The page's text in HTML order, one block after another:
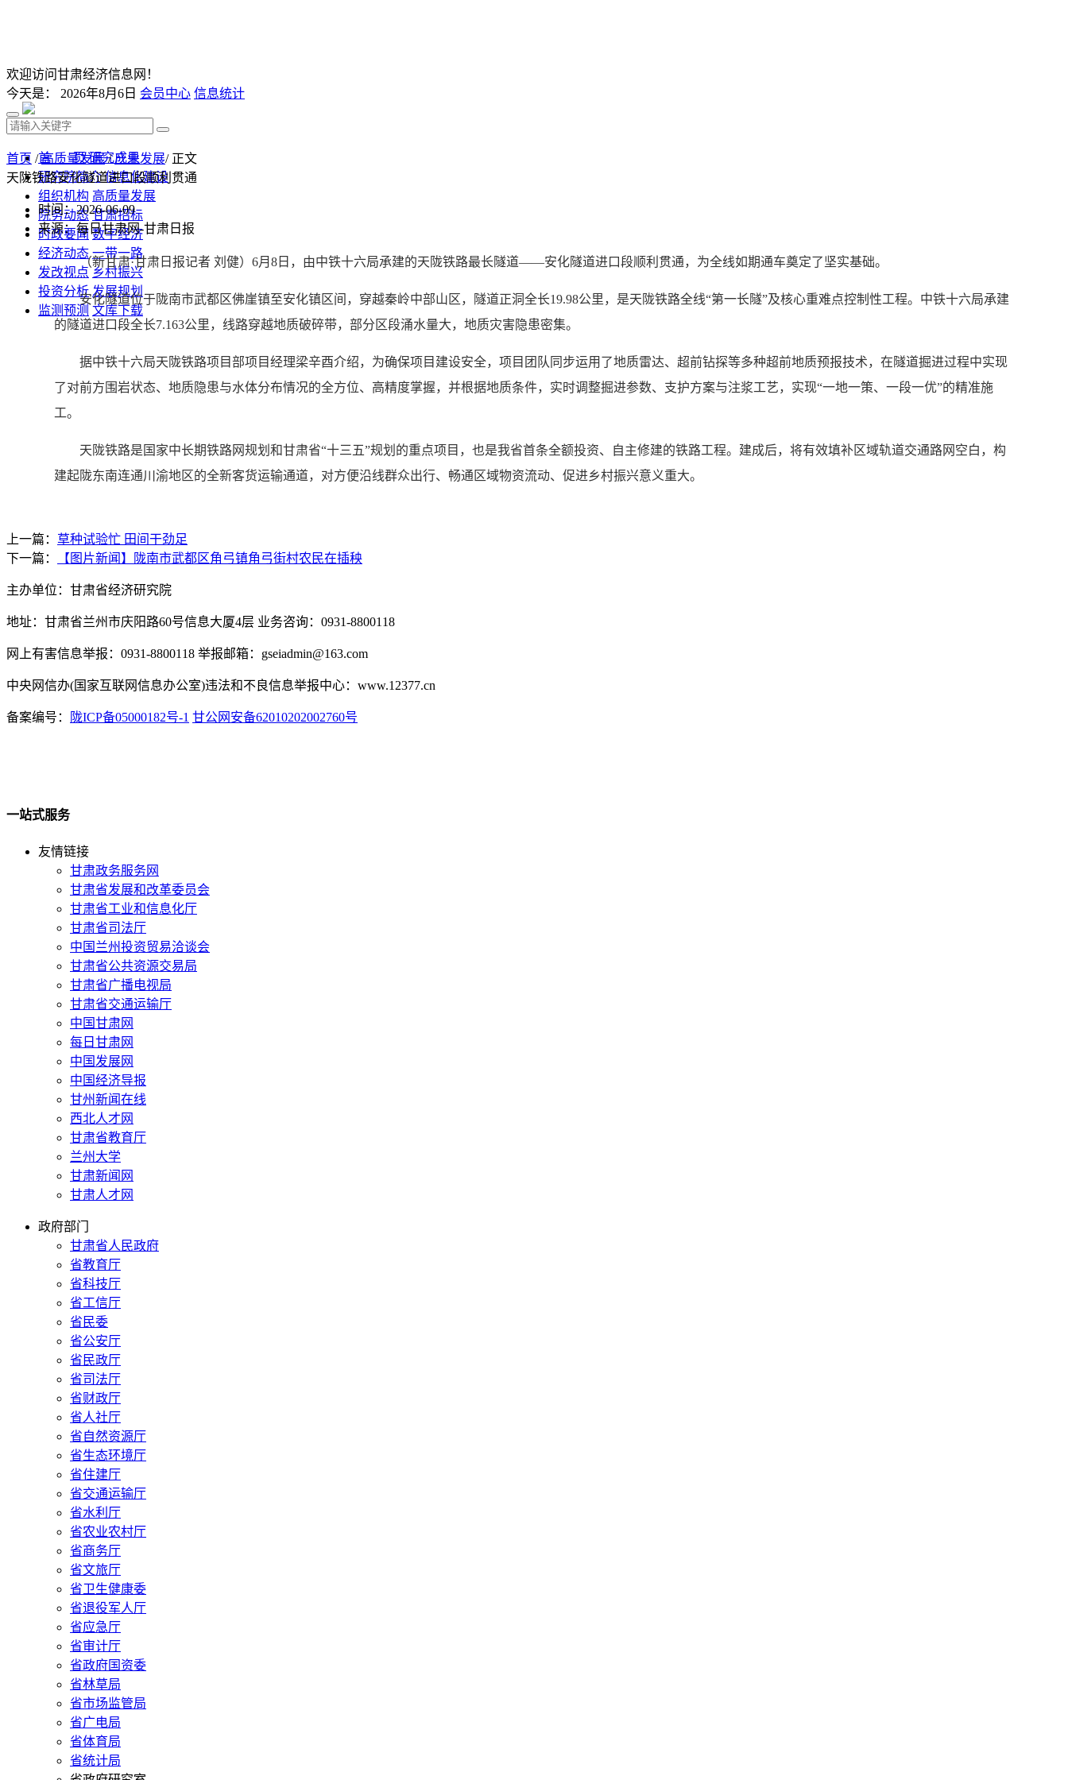
欢迎访问甘肃经济信息网！
今天是： 2026年8月6日 会员中心 信息统计
首 页 研究成果
研究院简介 信息化建设
组织机构 高质量发展
院务动态 甘肃招标
时政要闻 数字经济
经济动态 一带一路
发改视点 乡村振兴
投资分析 发展规划
监测预测 文库下载
首页 /高质量发展/产业发展/ 正文
天陇铁路安化隧道进口段顺利贯通
时间：2026-06-09
来源：每日甘肃网-甘肃日报
（新甘肃·甘肃日报记者 刘健）6月8日，由中铁十六局承建的天陇铁路最长隧道——安化隧道进口段顺利贯通，为全线如期通车奠定了坚实基础。
安化隧道位于陇南市武都区佛崖镇至安化镇区间，穿越秦岭中部山区，隧道正洞全长19.98公里，是天陇铁路全线“第一长隧”及核心重难点控制性工程。中铁十六局承建
的隧道进口段全长7.163公里，线路穿越地质破碎带，部分区段涌水量大，地质灾害隐患密集。
据中铁十六局天陇铁路项目部项目经理梁辛酉介绍，为确保项目建设安全，项目团队同步运用了地质雷达、超前钻探等多种超前地质预报技术，在隧道掘进过程中实现
了对前方围岩状态、地质隐患与水体分布情况的全方位、高精度掌握，并根据地质条件，实时调整掘进参数、支护方案与注浆工艺，实现“一地一策、一段一优”的精准施
工。
天陇铁路是国家中长期铁路网规划和甘肃省“十三五”规划的重点项目，也是我省首条全额投资、自主修建的铁路工程。建成后，将有效填补区域轨道交通路网空白，构
建起陇东南连通川渝地区的全新客货运输通道，对方便沿线群众出行、畅通区域物资流动、促进乡村振兴意义重大。
上一篇： 草种试验忙 田间干劲足
下一篇：
【图片新闻】陇南市武都区角弓镇角弓街村农民在插秧
主办单位：甘肃省经济研究院
地址：甘肃省兰州市庆阳路60号信息大厦4层 业务咨询：0931-8800118
网上有害信息举报：0931-8800118 举报邮箱：gseiadmin@163.com
中央网信办(国家互联网信息办公室)违法和不良信息举报中心：www.12377.cn
备案编号： 陇ICP备05000182号-1 甘公网安备62010202002760号
一站式服务
友情链接
甘肃政务服务网
甘肃省发展和改革委员会
甘肃省工业和信息化厅
甘肃省司法厅
中国兰州投资贸易洽谈会
甘肃省公共资源交易局
甘肃省广播电视局
甘肃省交通运输厅
中国甘肃网
每日甘肃网
中国发展网
中国经济导报
甘州新闻在线
西北人才网
甘肃省教育厅
兰州大学
甘肃新闻网
甘肃人才网
政府部门
甘肃省人民政府
省教育厅
省科技厅
省工信厅
省民委
省公安厅
省民政厅
省司法厅
省财政厅
省人社厅
省自然资源厅
省生态环境厅
省住建厅
省交通运输厅
省水利厅
省农业农村厅
省商务厅
省文旅厅
省卫生健康委
省退役军人厅
省应急厅
省审计厅
省政府国资委
省林草局
省市场监管局
省广电局
省体育局
省统计局